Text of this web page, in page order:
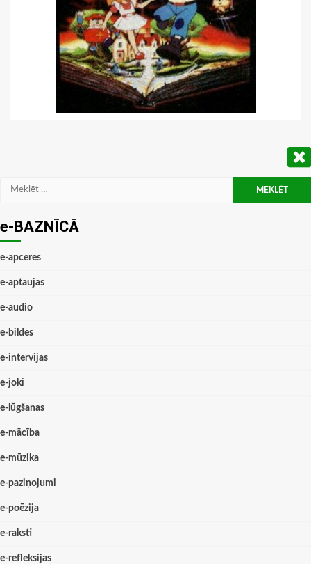
Meklēt:
e-BAZNĪCĀ
e-apceres
e-aptaujas
e-audio
e-bildes
e-intervijas
e-joki
e-lūgšanas
e-mācība
e-mūzika
e-paziņojumi
e-poēzija
e-raksti
e-refleksijas